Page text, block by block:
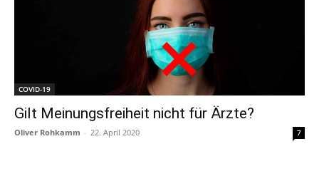
COVID-19
Gilt Meinungsfreiheit nicht für Ärzte?
Oliver Rohkamm - 22. April 2020 7